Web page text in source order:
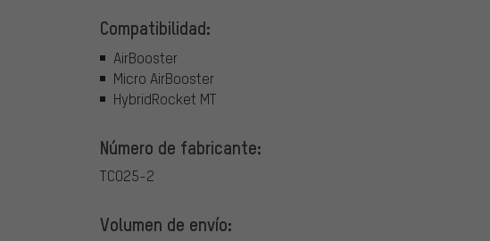
Compatibilidad:
AirBooster
Micro AirBooster
HybridRocket MT
Número de fabricante:
TCO25-2
Volumen de envío: